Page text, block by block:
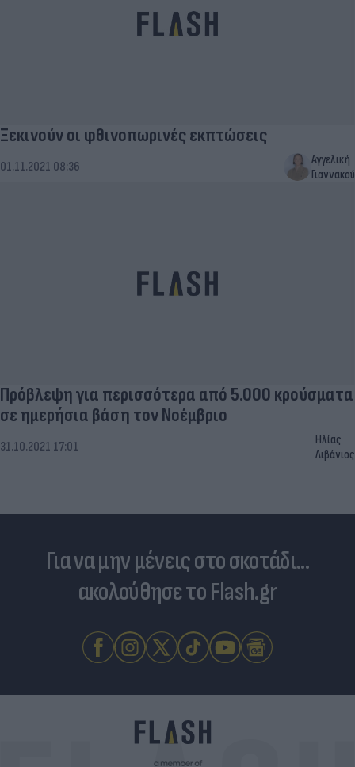
Ξεκινούν οι φθινοπωρινές εκπτώσεις
01.11.2021 08:36
Αγγελική
Γιαννακού
Πρόβλεψη για περισσότερα από 5.000 κρούσματα
σε ημερήσια βάση τον Νοέμβριο
31.10.2021 17:01
Ηλίας
Λιβάνιος
Για να μην μένεις στο σκοτάδι...
ακολούθησε το Flash.gr